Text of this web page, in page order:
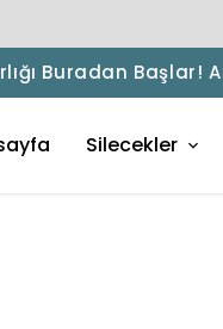
Buradan
Silecekler